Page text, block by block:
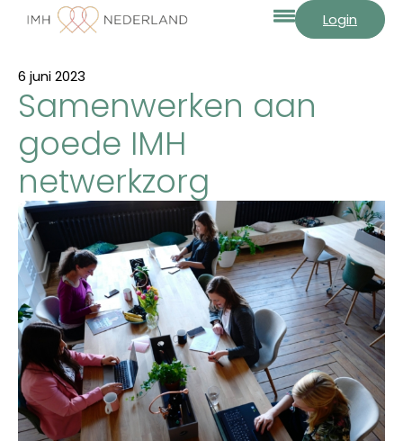
Login
6 juni 2023
Samenwerken aan
goede IMH
netwerkzorg